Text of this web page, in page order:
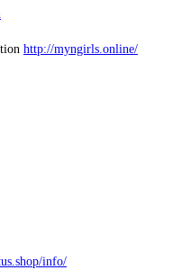
http://myngirls.online/
info/